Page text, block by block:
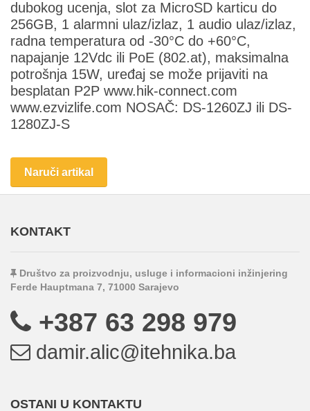
dubokog ucenja, slot za MicroSD karticu do
256GB, 1 alarmni ulaz/izlaz, 1 audio ulaz/izlaz,
radna temperatura od -30°C do +60°C,
napajanje 12Vdc ili PoE (802.at), maksimalna
potrošnja 15W, uređaj se može prijaviti na
besplatan P2P www.hik-connect.com
www.ezvizlife.com NOSAČ: DS-1260ZJ ili DS-
1280ZJ-S
Naruči artikal
KONTAKT
Društvo za proizvodnju, usluge i informacioni inžinjering
Ferde Hauptmana 7, 71000 Sarajevo
+387 63 298 979
damir.alic@itehnika.ba
OSTANI U KONTAKTU